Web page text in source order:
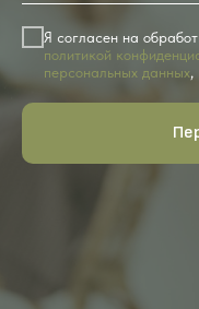
Я согласен на
политикой
персональных данных,